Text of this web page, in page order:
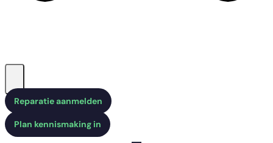
Reparatie aanmelden
Plan kennismaking in